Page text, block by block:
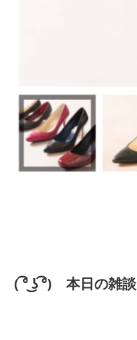
( ͡° ͜ʖ ͡°) 本日の雑談